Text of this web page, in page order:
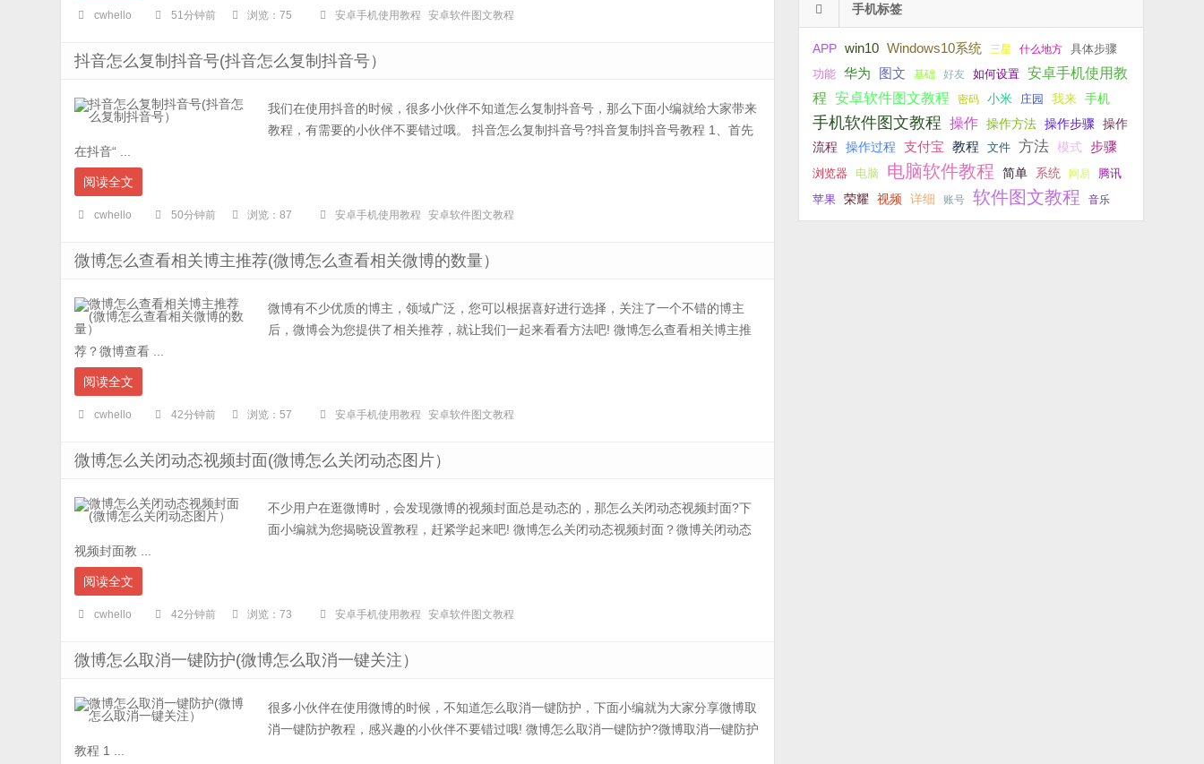
cwhello 51分钟前 浏览：75 安卓手机使用教程 安卓软件图文教程
抖音怎么复制抖音号(抖音怎么复制抖音号）
我们在使用抖音的时候，很多小伙伴不知道怎么复制抖音号，那么下面小编就给大家带来
教程，有需要的小伙伴不要错过哦。 抖音怎么复制抖音号?抖音复制抖音号教程 1、首先
在抖音“ ...
阅读全文
cwhello 50分钟前 浏览：87 安卓手机使用教程 安卓软件图文教程
微博怎么查看相关博主推荐(微博怎么查看相关微博的数量）
微博有不少优质的博主，领域广泛，您可以根据喜好进行选择，关注了一个不错的博主
后，微博会为您提供了相关推荐，就让我们一起来看看方法吧! 微博怎么查看相关博主推
荐？微博查看 ...
阅读全文
cwhello 42分钟前 浏览：57 安卓手机使用教程 安卓软件图文教程
微博怎么关闭动态视频封面(微博怎么关闭动态图片）
不少用户在逛微博时，会发现微博的视频封面总是动态的，那怎么关闭动态视频封面?下
面小编就为您揭晓设置教程，赶紧学起来吧! 微博怎么关闭动态视频封面？微博关闭动态
视频封面教 ...
阅读全文
cwhello 42分钟前 浏览：73 安卓手机使用教程 安卓软件图文教程
微博怎么取消一键防护(微博怎么取消一键关注）
很多小伙伴在使用微博的时候，不知道怎么取消一键防护，下面小编就为大家分享微博取
消一键防护教程，感兴趣的小伙伴不要错过哦! 微博怎么取消一键防护?微博取消一键防护
教程 1 ...
手机标签
APP win10 Windows10系统 三星 什么地方
具体步骤
功能
华为 图文 基础 好友 如何设置
安卓手机使用教
程 安卓软件图文教程 密码 小米 庄园 我来 手机
手机软件图文教程 操作 操作方法 操作步骤 操作
流程
操作过程 支付宝 教程 文件 方法 模式 步骤
浏览器 电脑 电脑软件教程 简单 系统 网易 腾讯
苹果 荣耀 视频 详细 账号 软件图文教程 音乐